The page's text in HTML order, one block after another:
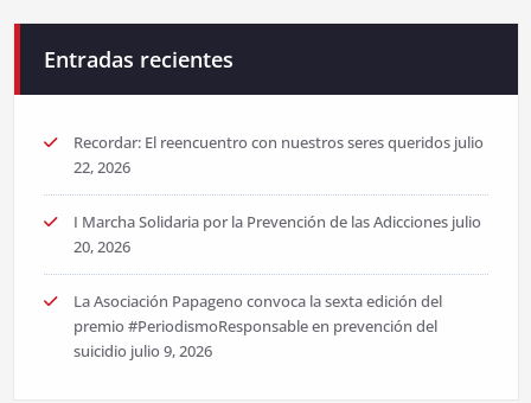
Entradas recientes
Recordar: El reencuentro con nuestros seres queridos julio
22, 2026
I Marcha Solidaria por la Prevención de las Adicciones julio
20, 2026
La Asociación Papageno convoca la sexta edición del
premio #PeriodismoResponsable en prevención del
suicidio julio 9, 2026